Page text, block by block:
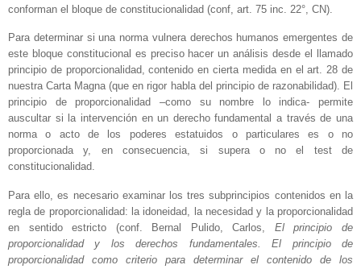
conforman el bloque de constitucionalidad (conf, art. 75 inc. 22°, CN).
Para determinar si una norma vulnera derechos humanos emergentes de
este bloque constitucional es preciso hacer un análisis desde el llamado
principio de proporcionalidad, contenido en cierta medida en el art. 28 de
nuestra Carta Magna (que en rigor habla del principio de razonabilidad). El
principio de proporcionalidad –como su nombre lo indica- permite
auscultar si la intervención en un derecho fundamental a través de una
norma o acto de los poderes estatuidos o particulares es o no
proporcionada y, en consecuencia, si supera o no el test de
constitucionalidad.
Para ello, es necesario examinar los tres subprincipios contenidos en la
regla de proporcionalidad: la idoneidad, la necesidad y la proporcionalidad
en sentido estricto (conf. Bernal Pulido, Carlos, El principio de
proporcionalidad y los derechos fundamentales. El principio de
proporcionalidad como criterio para determinar el contenido de los